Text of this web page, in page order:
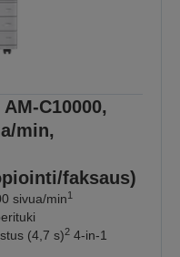
C10000,
min,
faksaus)
sivua/min1
(4,7 s)2 4-in-1